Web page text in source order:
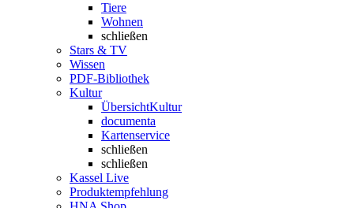
Tiere
Wohnen
schließen
Stars & TV
Wissen
PDF-Bibliothek
Kultur
ÜbersichtKultur
documenta
Kartenservice
schließen
schließen
Kassel Live
Produktempfehlung